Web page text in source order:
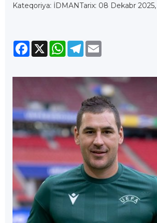
Kateqoriya: İDMANTarix: 08 Dekabr 2025,
Facebook
X WhatsApp
Telegram